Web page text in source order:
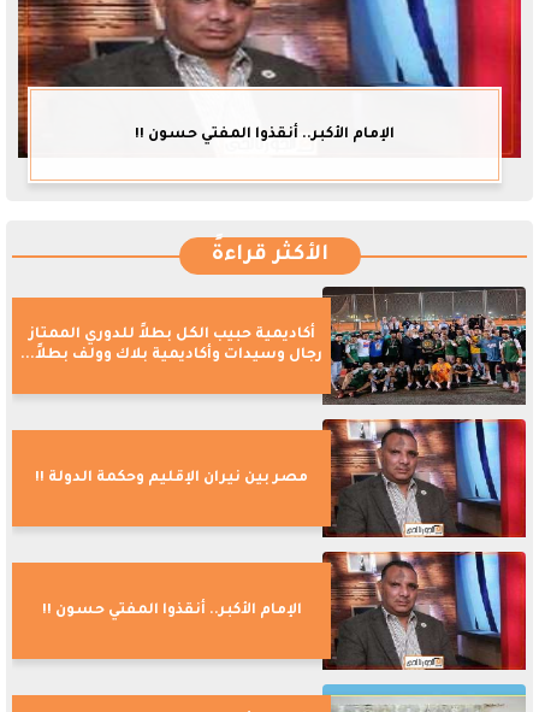
الإمام الأكبر.. أنقذوا المفتي حسون !!
الأكثر قراءةً
أكاديمية حبيب الكل بطلاً للدوري الممتاز
رجال وسيدات وأكاديمية بلاك وولف بطلاً...
مصر بين نيران الإقليم وحكمة الدولة !!
الإمام الأكبر.. أنقذوا المفتي حسون !!